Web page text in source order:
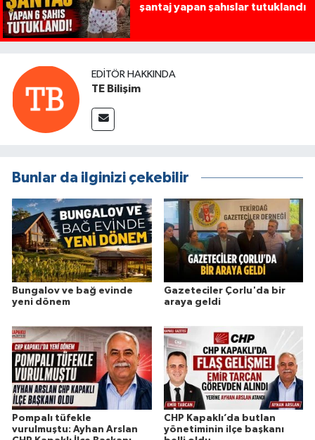
şantaj yapan şahıslar tutuklandı
EDITÖR HAKKINDA
TE Bilişim
Bunlar da ilginizi çekebilir
Bungalov ve bağ evinde
yeni dönem
Gazeteciler Çorlu'da bir
araya geldi
Pompalı tüfekle
vurulmuştu: Ayhan Arslan
CHP Kapaklı’da butlan
yönetiminin ilçe başkanı